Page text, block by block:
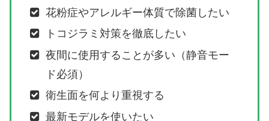
花粉症やアレルギー体質で除菌したい
トコジラミ対策を徹底したい
夜間に使用することが多い（静音モー
ド必須）
衛生面を何より重視する
最新モデルを使いたい